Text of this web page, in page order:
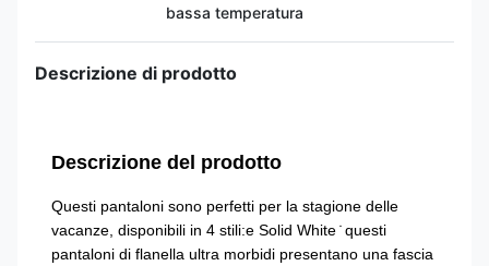
bassa temperatura
Descrizione di prodotto
Descrizione del prodotto
Questi pantaloni sono perfetti per la stagione delle
vacanze, disponibili in 4 stili:e Solid White ̇ questi
pantaloni di flanella ultra morbidi presentano una fascia